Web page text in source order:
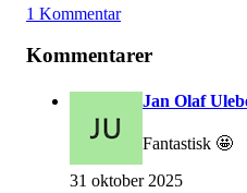
1 Kommentar
Kommentarer
Jan Olaf
Fantastisk 🤩
31 oktober 2025